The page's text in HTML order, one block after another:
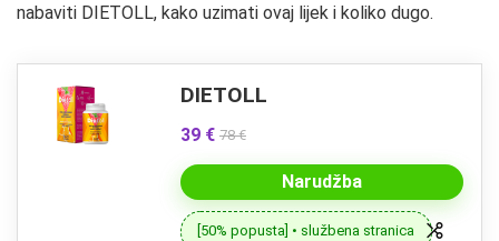
nabaviti DIETOLL, kako uzimati ovaj lijek i koliko dugo.
DIETOLL
39 € 78 €
Narudžba
[50% popusta] • službena stranica